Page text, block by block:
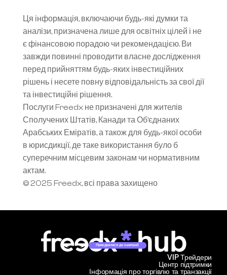
Ця інформація, включаючи будь-які думки та
аналізи, призначена лише для освітніх цілей і не
є фінансовою порадою чи рекомендацією. Ви
завжди повинні проводити власне дослідження
перед прийняттям будь-яких інвестиційних
рішень і несете повну відповідальність за свої дії
та інвестиційні рішення.
Послуги Freedx не призначені для жителів
Сполучених Штатів, Канади та Об’єднаних
Арабських Еміратів, а також для будь-якої особи
в юрисдикції, де таке використання було б
суперечним місцевим законам чи нормативним
актам.
© 2025 Freedx, всі права захищено
Приєднатися до кампанії
Центр підтримки
Інформація про торгівлю та транзакції
VIP Трейдери